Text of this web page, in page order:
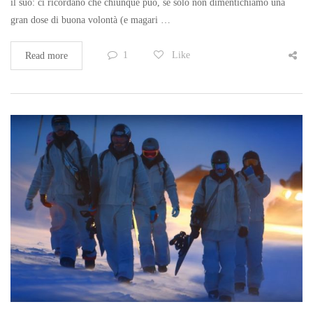
il suo: ci ricordano che chiunque può, se solo non dimentichiamo una
gran dose di buona volontà (e magari …
Read more 1 Like